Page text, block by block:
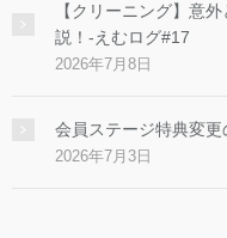
【クリーニング】意
説！-えむログ#17
2026年7月8日
会員ステージ特典変更
2026年7月3日